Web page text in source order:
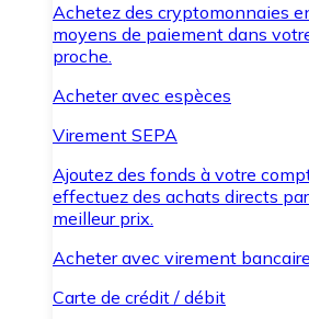
Achetez des cryptomonnaies
moyens de paiement dans
proche.
Acheter avec espèces
Virement SEPA
Ajoutez des fonds à votre
effectuez des achats directs
meilleur prix.
Acheter avec virement bancaire
Carte de crédit / débit